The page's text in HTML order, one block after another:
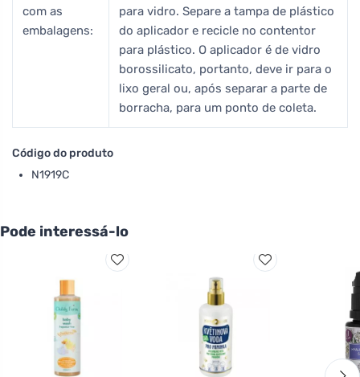
com as
embalagens:
para vidro. Separe a tampa de plástico
do aplicador e recicle no contentor
para plástico. O aplicador é de vidro
borossilicato, portanto, deve ir para o
lixo geral ou, após separar a parte de
borracha, para um ponto de coleta.
Código do produto
N1919C
Pode interessá-lo